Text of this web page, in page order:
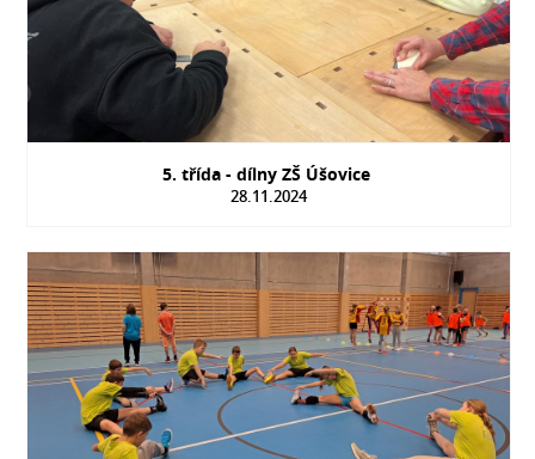
5. třída - dílny ZŠ Úšovice
28.11.2024